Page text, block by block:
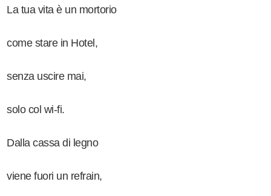
La tua vita è un mortorio
come stare in Hotel,
senza uscire mai,
solo col wi-fi.
Dalla cassa di legno
viene fuori un refrain,